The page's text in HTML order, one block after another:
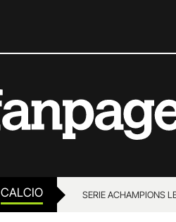
CALCIO SERIE ACHAMPIONS